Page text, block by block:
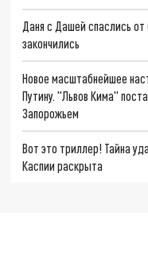
Даня с Дашей спаслись
закончились
Новое масштабнейшее
Путину. "Львов Кима"
Запорожьем
Вот это триллер! Тайна
Каспии раскрыта